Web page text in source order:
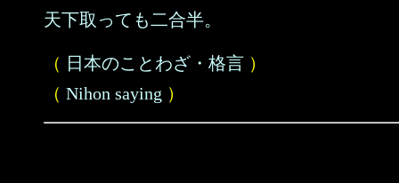
天下取っても二合半。
（ 日本のことわざ・格言 ）
（ Nihon saying ）